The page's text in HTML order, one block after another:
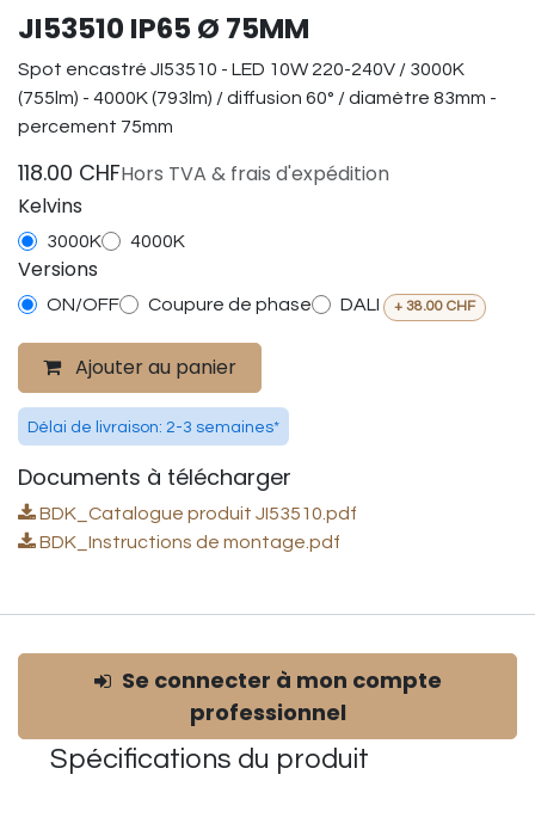
JI53510 IP65 Ø 75MM
Spot encastré JI53510 - LED 10W 220-240V / 3000K
(755lm) - 4000K (793lm) / diffusion 60° / diamètre 83mm -
percement 75mm
118.00 CHFHors TVA & frais d'expédition
Kelvins
3000K 4000K
Versions
ON/OFF Coupure de phase DALI + 38.00CHF
Ajouter au panier
Délai de livraison: 2-3 semaines*
Documents à télécharger
BDK_Catalogue produit JI53510.pdf
BDK_Instructions de montage.pdf
Se connecter à mon compte
professionnel
Spécifications du produit